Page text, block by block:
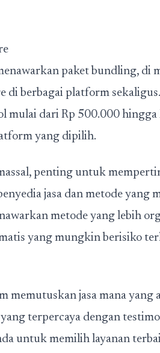
paket bundling, di
di berbagai platform
mulai dari Rp 500.000
yang dipilih.
penting untuk
jasa dan metode yang
metode yang lebih
yang mungkin berisiko
memutuskan jasa mana yang
yang terpercaya dengan
untuk memilih layanan